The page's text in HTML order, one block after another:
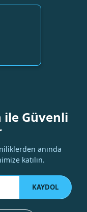
Güvenli
anında
katılın.
KAYDOL